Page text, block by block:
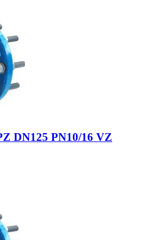
DN125 PN10/16 VZ